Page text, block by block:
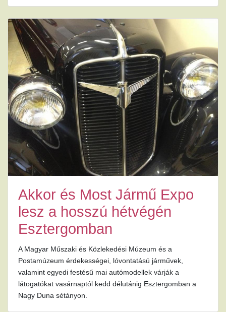
Akkor és Most Jármű Expo
lesz a hosszú hétvégén
Esztergomban
A Magyar Műszaki és Közlekedési Múzeum és a
Postamúzeum érdekességei, lóvontatású járművek,
valamint egyedi festésű mai autómodellek várják a
látogatókat vasárnaptól kedd délutánig Esztergomban a
Nagy Duna sétányon.